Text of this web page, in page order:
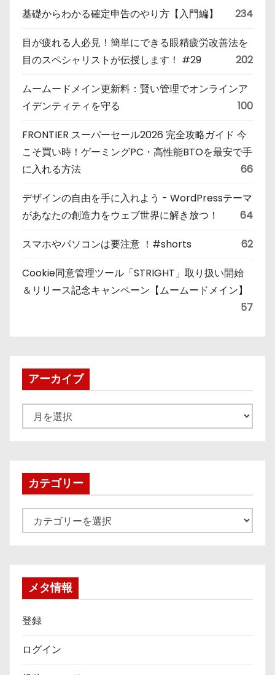
基礎からわかる確定申告のやり方【入門編】 234
目が疲れる人必見！簡単にできる眼精疲労改善法を
目のスペシャリストが伝授します！ #29
202
ムームードメイン更新料：賢い管理でオンラインア
イデンティティを守る
100
FRONTIER スーパーセール2026 完全攻略ガイド 今
こそ買い時！ゲーミングPC・高性能BTOを最安で手
に入れる方法
66
デザインの自由を手に入れよう - WordPressテーマ
があなたの創造力をウェブ世界に解き放つ！
64
スマホやパソコンは要注意 ！#shorts 62
Cookie同意管理ツール「STRIGHT」取り扱い開始
＆リリース記念キャンペーン【ムームードメイン】
57
アーカイブ
ー
ブカテゴリー
テ
メタ情報
登録
ログイン